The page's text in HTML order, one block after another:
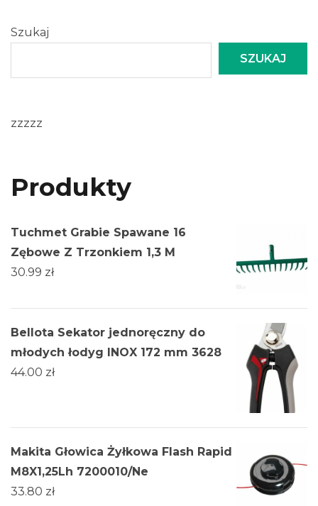
Szukaj
SZUKAJ
zzzzz
Produkty
Tuchmet Grabie Spawane 16
Zębowe Z Trzonkiem 1,3 M
30.99 zł
Bellota Sekator jednoręczny do
młodych łodyg INOX 172 mm 3628
44.00 zł
Makita Głowica Żyłkowa Flash Rapid
M8X1,25Lh 7200010/Ne
33.80 zł